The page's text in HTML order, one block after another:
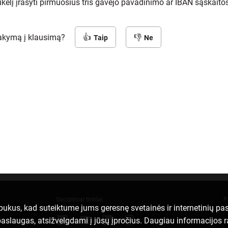
įrašyti pirmuosius tris gavėjo pavadinimo ar IBAN
į klausimą? Taip Ne
kad suteiktume jums geresnę svetainės ir internetinių
atsižvelgdami į jūsų įpročius. Daugiau informacijos